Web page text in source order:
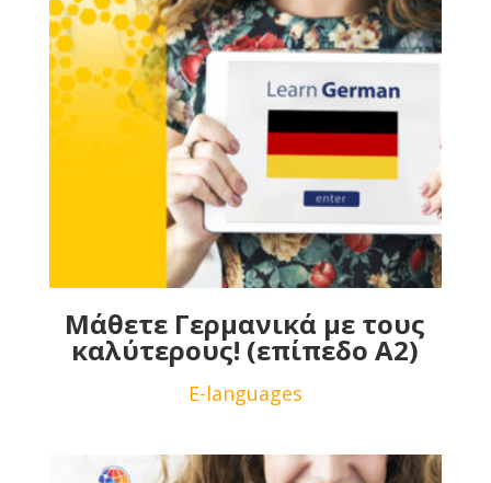
Μάθετε Γερμανικά με τους
καλύτερους! (επίπεδο Α2)
E-languages